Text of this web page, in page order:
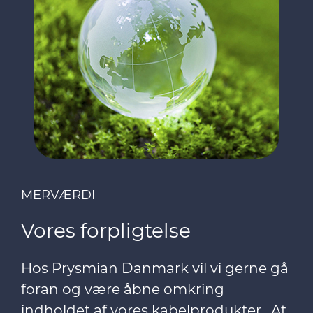
MERVÆRDI
Vores forpligtelse
Hos Prysmian Danmark vil vi gerne gå
foran og være åbne omkring